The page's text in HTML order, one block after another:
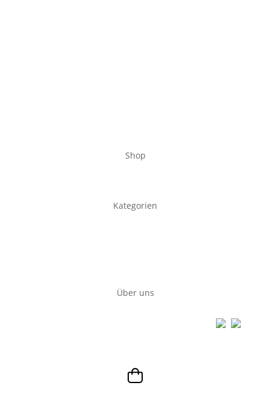
Shop
Kategorien
Über uns